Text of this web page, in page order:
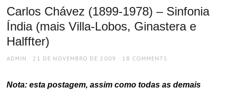
Carlos Chávez (1899-1978) – Sinfonia
Índia (mais Villa-Lobos, Ginastera e
Halffter)
AUTHOR
ADMIN
POSTED
21 DE NOVEMBRO DE 2009 18 COMMENTS
Nota: esta postagem, assim como todas as demais